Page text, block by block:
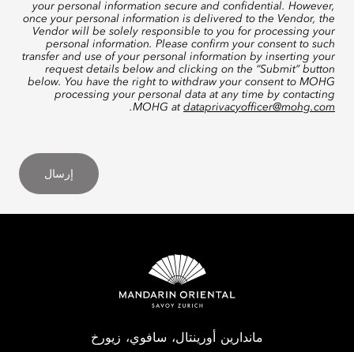
your personal information secure and confidential. However,
once your personal information is delivered to the Vendor, the
Vendor will be solely responsible to you for processing your
personal information. Please confirm your consent to such
transfer and use of your personal information by inserting your
request details below and clicking on the “Submit” button
below. You have the right to withdraw your consent to MOHG
processing your personal data at any time by contacting
MOHG at dataprivacyofficer@mohg.com
.
إرسال
ماندارين أورينتال، سافوي، زيورخ